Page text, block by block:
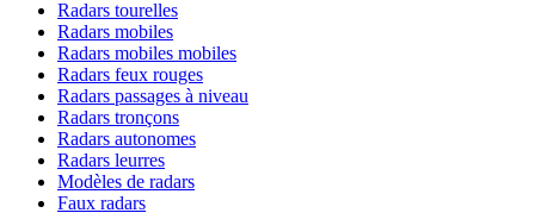
Radars tourelles
Radars mobiles
Radars mobiles mobiles
Radars feux rouges
Radars passages à niveau
Radars tronçons
Radars autonomes
Radars leurres
Modèles de radars
Faux radars